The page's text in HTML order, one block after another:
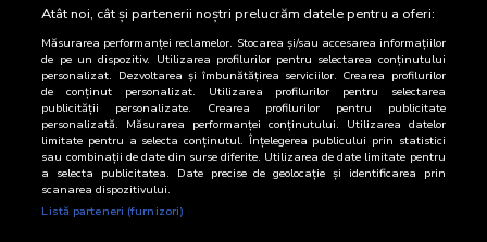
Atât noi, cât și partenerii noștri prelucrăm datele pentru a oferi:
Măsurarea performanței reclamelor. Stocarea și/sau accesarea informațiilor
de pe un dispozitiv. Utilizarea profilurilor pentru selectarea conținutului
personalizat. Dezvoltarea și îmbunătățirea serviciilor. Crearea profilurilor
de conținut personalizat. Utilizarea profilurilor pentru selectarea
publicității personalizate. Crearea profilurilor pentru publicitate
personalizată. Măsurarea performanței conținutului. Utilizarea datelor
limitate pentru a selecta conținutul. Înțelegerea publicului prin statistici
sau combinații de date din surse diferite. Utilizarea de date limitate pentru
a selecta publicitatea. Date precise de geolocație și identificarea prin
scanarea dispozitivului.
Listă parteneri (furnizori)